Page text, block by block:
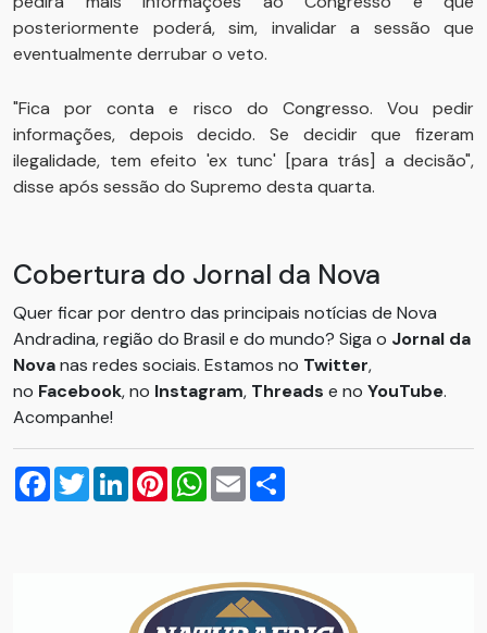
posteriormente poderá, sim, invalidar a sessão que
eventualmente derrubar o veto.
"Fica por conta e risco do Congresso. Vou pedir
informações, depois decido. Se decidir que fizeram
ilegalidade, tem efeito 'ex tunc' [para trás] a decisão",
disse após sessão do Supremo desta quarta.
Cobertura do Jornal da Nova
Quer ficar por dentro das principais notícias de Nova
Andradina, região do Brasil e do mundo? Siga o Jornal da
Novanas redes sociais. Estamos no Twitter,
no Facebook, no Instagram, Threads e no YouTube.
Acompanhe!
Facebook
TwitterLinkedInPinterestWhatsApp
Email